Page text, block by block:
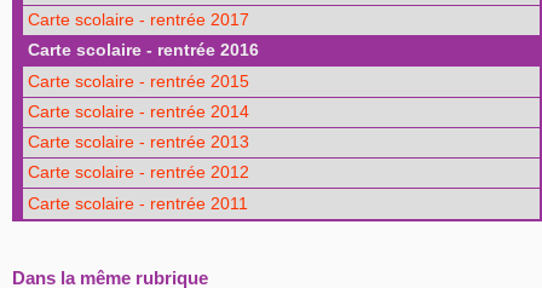
Carte scolaire - rentrée 2017
Carte scolaire - rentrée 2016
Carte scolaire - rentrée 2015
Carte scolaire - rentrée 2014
Carte scolaire - rentrée 2013
Carte scolaire - rentrée 2012
Carte scolaire - rentrée 2011
Dans la même rubrique